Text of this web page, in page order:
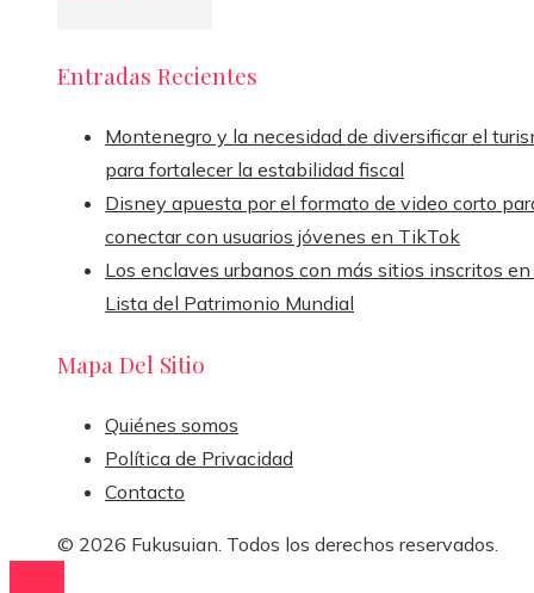
Entradas Recientes
Montenegro y la necesidad de diversificar el
para fortalecer la estabilidad fiscal
Disney apuesta por el formato de video corto
conectar con usuarios jóvenes en TikTok
Los enclaves urbanos con más sitios inscritos
Lista del Patrimonio Mundial
Mapa Del Sitio
Quiénes somos
Política de Privacidad
Contacto
© 2026 Fukusuian. Todos los derechos reservados.